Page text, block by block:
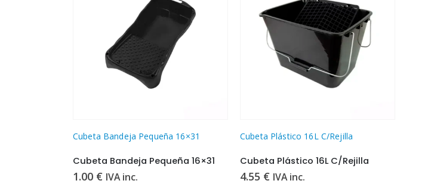
Cubeta Bandeja Pequeña 16×31
Cubeta Bandeja Pequeña 16×31
1.00 € IVA inc.
Cubeta Plástico 16L C/Rejilla
Cubeta Plástico 16L C/Rejilla
4.55 € IVA inc.